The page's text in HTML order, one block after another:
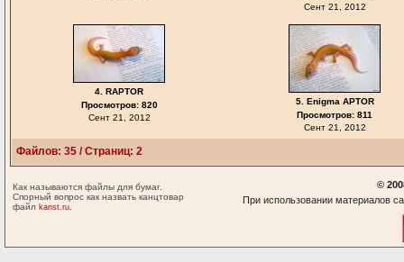
Сент 21, 2012
4. RAPTOR
Просмотров: 820
Сент 21, 2012
5. Enigma APTOR
Просмотров: 811
Сент 21, 2012
Файлов: 35 / Страниц: 2
Как называются файлы для бумаг.
Спорный вопрос как назвать канцтовар
файл kanst.ru
©
При использовании материалов